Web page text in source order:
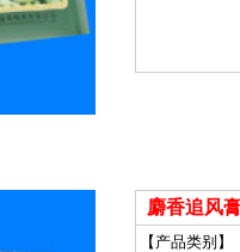
麝香追风
【产品类别】